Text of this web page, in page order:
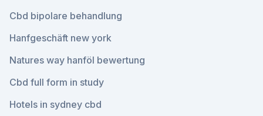
Cbd bipolare behandlung
Hanfgeschäft new york
Natures way hanföl bewertung
Cbd full form in study
Hotels in sydney cbd